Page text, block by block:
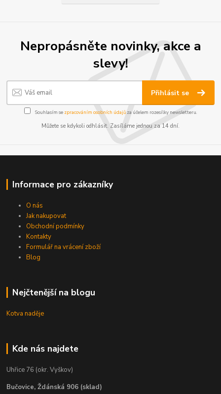
Nepropásněte novinky, akce a
slevy!
Přihlásit se
Souhlasím se zpracováním osobních údajůza účelem rozesílky newsletteru.
Můžete se kdykoli odhlásit. Zasíláme jednou za 14 dní.
Informace pro zákazníky
O nás
Jak nakupovat
Obchodní podmínky
Kontakty
Formulář na vrácení zboží
Blog
Nejčtenější na blogu
Kotva naděje
Kde nás najdete
Uhřice 76 (okr. Vyškov)
Bučovice, Ždánská 906 (sklad)